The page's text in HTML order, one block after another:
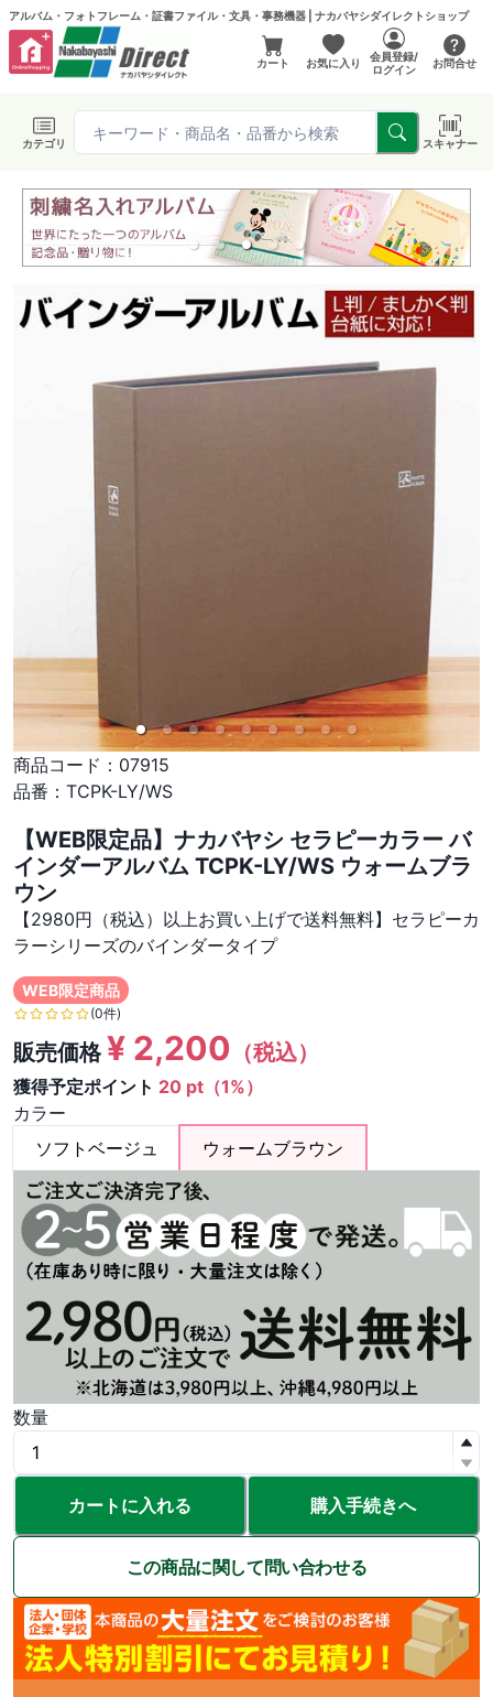
アルバム・フォトフレーム・証書ファイル・文具・事務機器 | ナカバヤシダイレクトショップ
カート お気に入り
会員登録/
ログイン
お問合せ
カテゴリ スキャナー
商品コード： 07915
品番： TCPK-LY/WS
【WEB限定品】ナカバヤシ セラピーカラー バ
インダーアルバム TCPK-LY/WS ウォームブラ
ウン
【2980円（税込）以上お買い上げで送料無料】セラピーカ
ラーシリーズのバインダータイプ
WEB限定商品
(0件)
販売価格¥ 2,200 （税込）
獲得予定ポイント 20 pt（1%）
カラー
ソフトベージュ
ウォームブラウン
数量
カートに入れる 購入手続きへ
この商品に関して問い合わせる